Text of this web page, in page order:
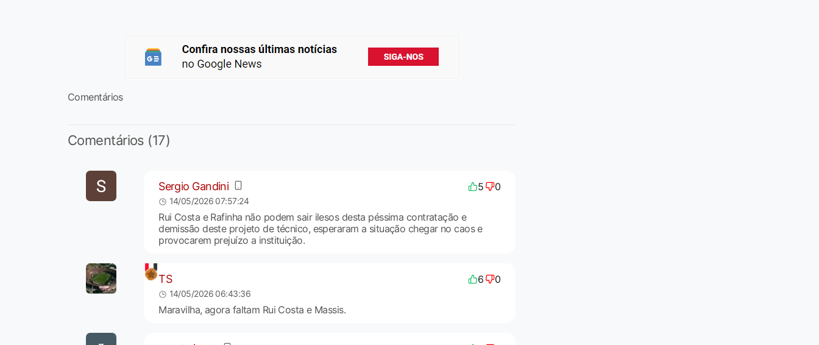
Comentários
Comentários (17)
Sergio Gandini 5 0
14/05/2026 07:57:24
Rui Costa e Rafinha não podem sair ilesos desta péssima contratação e
demissão deste projeto de técnico, esperaram a situação chegar no caos e
provocarem prejuízo a instituição.
TS 6 0
14/05/2026 06:43:36
Maravilha, agora faltam Rui Costa e Massis.